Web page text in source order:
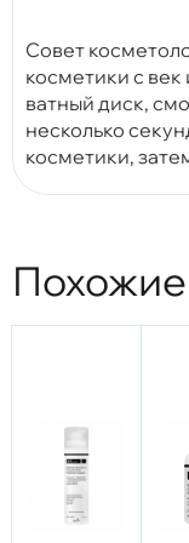
Совет
косметики с век
ватный диск,
несколько
косметики,